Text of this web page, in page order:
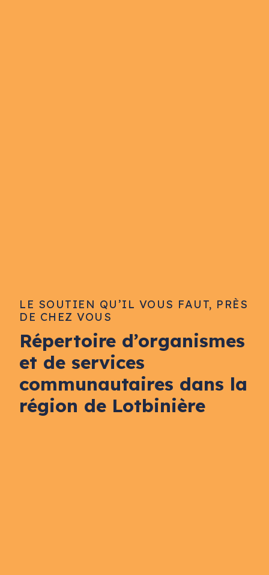
LE SOUTIEN QU’IL VOUS FAUT, PRÈS
DE CHEZ VOUS
Répertoire d’organismes
et de services
communautaires dans la
région de Lotbinière